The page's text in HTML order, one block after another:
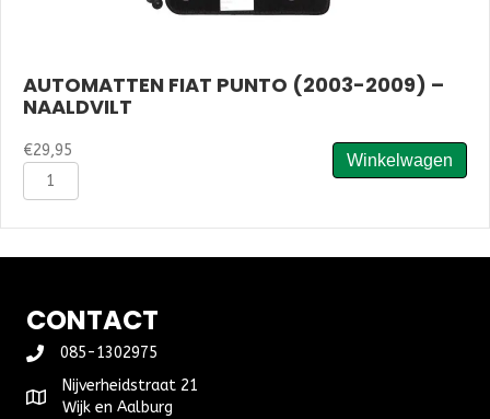
AUTOMATTEN FIAT PUNTO (2003-2009) –
NAALDVILT
€29,95
Automatten
Fiat
2009)
aantal
Winkelwagen
CONTACT
085-1302975
Nijverheidstraat 21
Wijk en Aalburg